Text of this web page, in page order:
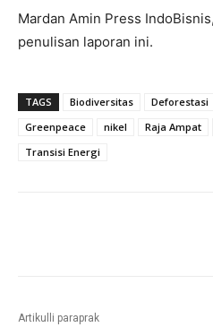
Mardan Amin Press
penulisan laporan ini.
TAGS Biodiversitas Deforestasi
Greenpeace
nikel Raja Ampat
Transisi Energi
Artikulli paraprak